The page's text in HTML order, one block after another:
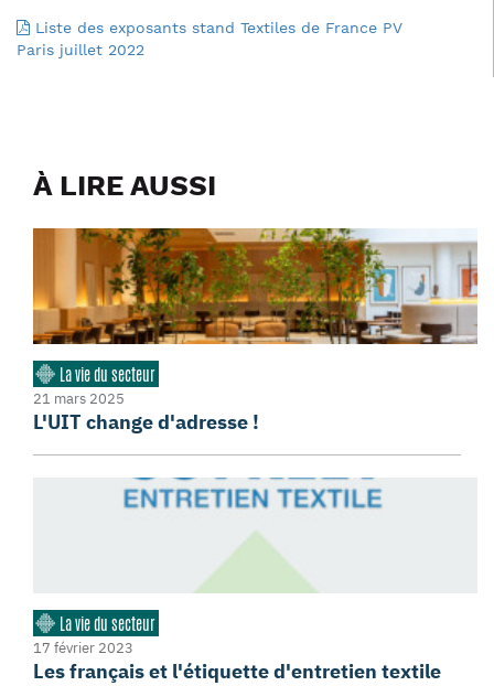
Liste des exposants stand Textiles de France PV
Paris juillet 2022
À LIRE AUSSI
La vie du secteur
21 mars 2025
L'UIT change d'adresse !
La vie du secteur
17 février 2023
Les français et l'étiquette d'entretien textile